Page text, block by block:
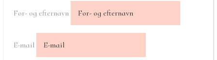
For- og efternavn
E-mail